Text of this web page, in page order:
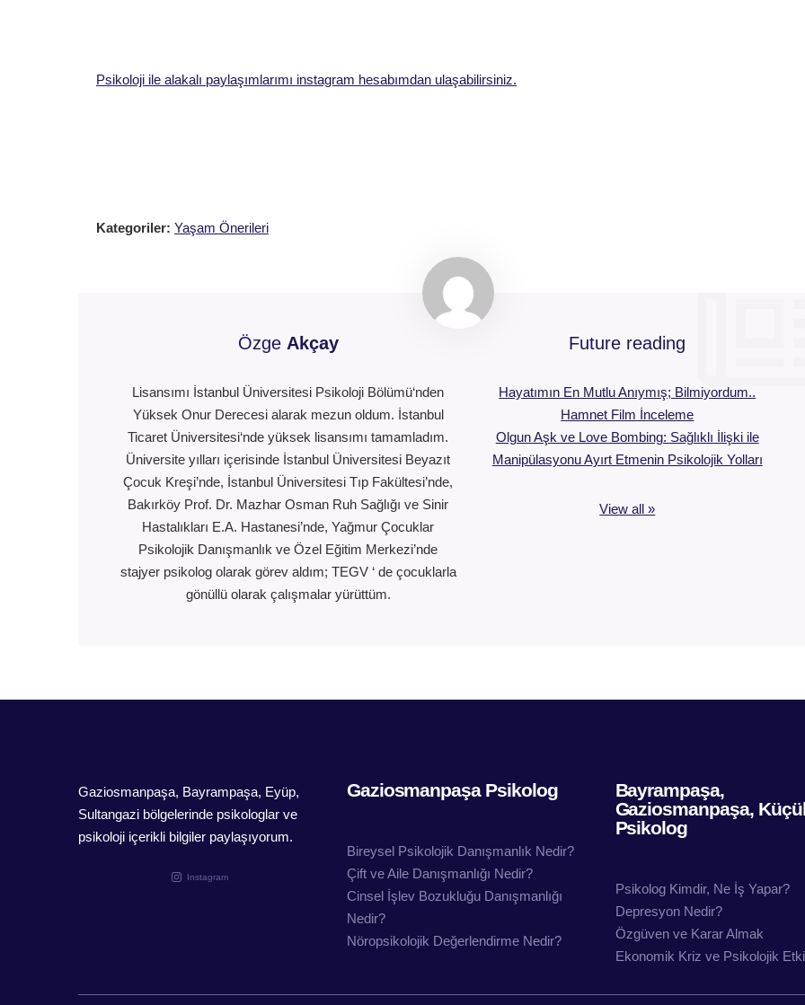
Psikoloji ile alakalı paylaşımlarımı instagram hesabımdan ulaşabilirsiniz.
Kategoriler: Yaşam Önerileri
Özge Akçay
Lisansımı İstanbul Üniversitesi Psikoloji Bölümü‘nden
Yüksek Onur Derecesi alarak mezun oldum. İstanbul
Ticaret Üniversitesi‘nde yüksek lisansımı tamamladım.
Üniversite yılları içerisinde İstanbul Üniversitesi Beyazıt
Çocuk Kreşi’nde, İstanbul Üniversitesi Tıp Fakültesi’nde,
Bakırköy Prof. Dr. Mazhar Osman Ruh Sağlığı ve Sinir
Hastalıkları E.A. Hastanesi’nde, Yağmur Çocuklar
Psikolojik Danışmanlık ve Özel Eğitim Merkezi’nde
stajyer psikolog olarak görev aldım; TEGV ‘ de çocuklarla
gönüllü olarak çalışmalar yürüttüm.
Future reading
Hayatımın En Mutlu Anıymış; Bilmiyordum..
Hamnet Film İnceleme
Olgun Aşk ve Love Bombing: Sağlıklı İlişki ile
Manipülasyonu Ayırt Etmenin Psikolojik Yolları
View all »
Gaziosmanpaşa, Bayrampaşa, Eyüp,
Sultangazi bölgelerinde psikologlar ve
psikoloji içerikli bilgiler paylaşıyorum.
Instagram
Gaziosmanpaşa Psikolog
Bireysel Psikolojik Danışmanlık Nedir?
Çift ve Aile Danışmanlığı Nedir?
Cinsel İşlev Bozukluğu Danışmanlığı
Nedir?
Nöropsikolojik Değerlendirme Nedir?
Bayrampaşa,
Gaziosmanpaşa,
Psikolog
Psikolog Kimdir, Ne İş Yapar?
Depresyon Nedir?
Özgüven ve Karar Almak
Ekonomik Kriz ve Psikolojik